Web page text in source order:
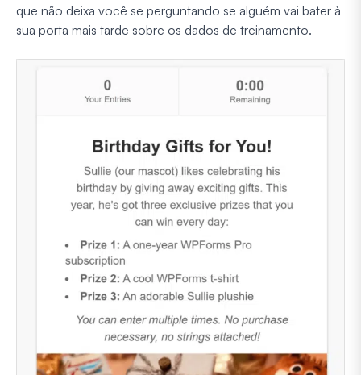
que não deixa você se perguntando se alguém vai bater à
sua porta mais tarde sobre os dados de treinamento.